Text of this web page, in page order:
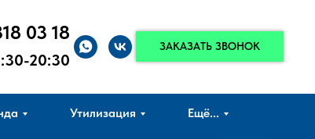
03 18
20:30
ЗАКАЗАТЬ ЗВОНОК
Утилизация Ещё...